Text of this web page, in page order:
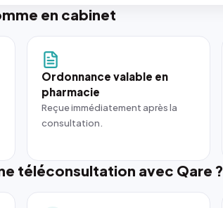
en cabinet
Ordonnance valable en
pharmacie
Reçue immédiatement après la
consultation.
téléconsultation avec Qare ?